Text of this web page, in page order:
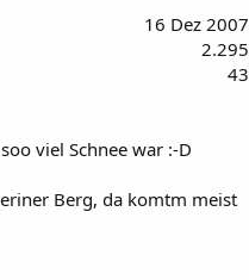
16 Dez 2007
2.295
43
viel Schnee war :-D
Berg, da komtm meist